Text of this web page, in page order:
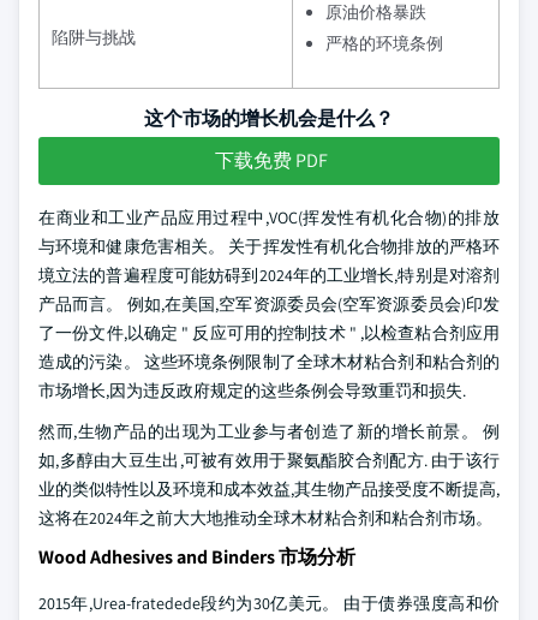
陷阱与挑战
原油价格暴跌
严格的环境条例
这个市场的增长机会是什么？
下载免费 PDF
在商业和工业产品应用过程中,VOC(挥发性有机化合物)的排放
与环境和健康危害相关。 关于挥发性有机化合物排放的严格环
境立法的普遍程度可能妨碍到2024年的工业增长,特别是对溶剂
产品而言。 例如,在美国,空军资源委员会(空军资源委员会)印发
了一份文件,以确定 " 反应可用的控制技术 " ,以检查粘合剂应用
造成的污染。 这些环境条例限制了全球木材粘合剂和粘合剂的
市场增长,因为违反政府规定的这些条例会导致重罚和损失.
然而,生物产品的出现为工业参与者创造了新的增长前景。 例
如,多醇由大豆生出,可被有效用于聚氨酯胶合剂配方. 由于该行
业的类似特性以及环境和成本效益,其生物产品接受度不断提高,
这将在2024年之前大大地推动全球木材粘合剂和粘合剂市场。
Wood Adhesives and Binders 市场分析
2015年,Urea-fratedede段约为30亿美元。 由于债券强度高和价